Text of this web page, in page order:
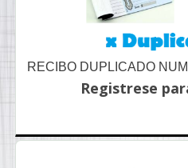
RECIBO DUPLICADO
Registrese